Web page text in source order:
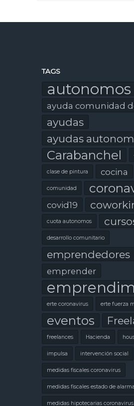
TAGS
autonomos
ayuda comunidad
ayudas
ayudas
Carabanchel
clase de pintura cocina
comunidad
covid19
cuota autonomos
desarrollo comunitario
emprendedores
emprender
erte coronavirus erte fuerza
eventos
freelances Hacienda
impulsa intervención social
medidas fiscales coronavirus
medidas fiscales estado de alarma
medidas hipotecarias coronavirus